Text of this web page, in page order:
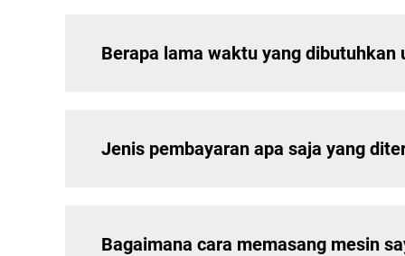
Berapa lama waktu yang dibutuhkan
Jenis pembayaran apa saja yang
Bagaimana cara memasang mesin